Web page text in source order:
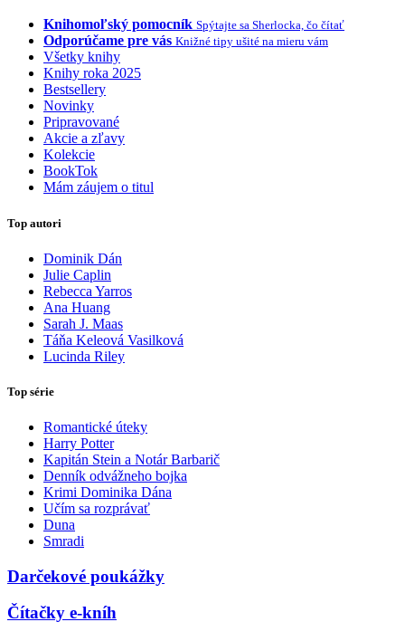
Knihomoľský pomocník Spýtajte sa Sherlocka, čo čítať
Odporúčame pre vás Knižné tipy ušité na mieru vám
Všetky knihy
Knihy roka 2025
Bestsellery
Novinky
Pripravované
Akcie a zľavy
Kolekcie
BookTok
Mám záujem o titul
Top autori
Dominik Dán
Julie Caplin
Rebecca Yarros
Ana Huang
Sarah J. Maas
Táňa Keleová Vasilková
Lucinda Riley
Top série
Romantické úteky
Harry Potter
Kapitán Stein a Notár Barbarič
Denník odvážneho bojka
Krimi Dominika Dána
Učím sa rozprávať
Duna
Smradi
Darčekové poukážky
Čítačky e-kníh